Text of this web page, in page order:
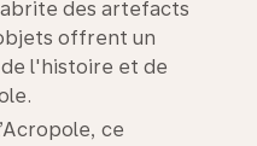
des artefacts
offrent un
l'histoire et de
ce